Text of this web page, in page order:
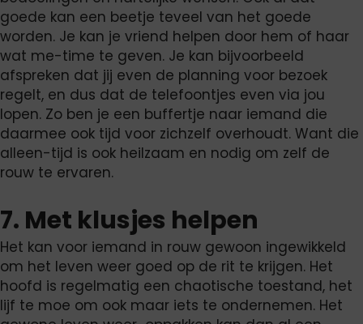
goede kan een beetje teveel van het goede
worden. Je kan je vriend helpen door hem of haar
wat me-time te geven. Je kan bijvoorbeeld
afspreken dat jij even de planning voor bezoek
regelt, en dus dat de telefoontjes even via jou
lopen. Zo ben je een buffertje naar iemand die
daarmee ook tijd voor zichzelf overhoudt. Want die
alleen-tijd is ook heilzaam en nodig om zelf de
rouw te ervaren.
7. Met klusjes helpen
Het kan voor iemand in rouw gewoon ingewikkeld
om het leven weer goed op de rit te krijgen. Het
hoofd is regelmatig een chaotische toestand, het
lijf te moe om ook maar iets te ondernemen. Het